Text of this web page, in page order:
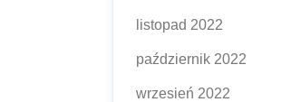
listopad 2022
październik 2022
wrzesień 2022